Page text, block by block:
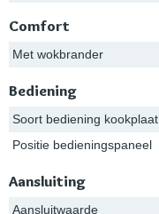
Comfort
Met wokbrander
Bediening
Soort bediening kookplaat
Positie bedieningspaneel
Aansluiting
Aansluitwaarde